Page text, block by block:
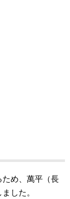
ため、萬平（長
した。